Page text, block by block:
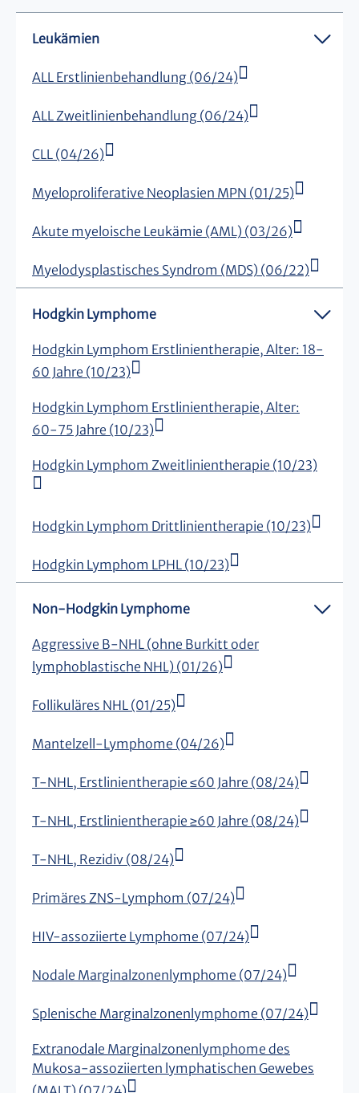
Leukämien
ALL Erstlinienbehandlung (06/24)
ALL Zweitlinienbehandlung (06/24)
CLL (04/26)
Myeloproliferative Neoplasien MPN (01/25)
Akute myeloische Leukämie (AML) (03/26)
Myelodysplastisches Syndrom (MDS) (06/22)
Hodgkin Lymphome
Hodgkin Lymphom Erstlinientherapie, Alter: 18-
60 Jahre (10/23)
Hodgkin Lymphom Erstlinientherapie, Alter:
60-75 Jahre (10/23)
Hodgkin Lymphom Zweitlinientherapie (10/23)
Hodgkin Lymphom Drittlinientherapie (10/23)
Hodgkin Lymphom LPHL (10/23)
Non-Hodgkin Lymphome
Aggressive B-NHL (ohne Burkitt oder
lymphoblastische NHL) (01/26)
Follikuläres NHL (01/25)
Mantelzell-Lymphome (04/26)
T-NHL, Erstlinientherapie ≤60 Jahre (08/24)
T-NHL, Erstlinientherapie ≥60 Jahre (08/24)
T-NHL, Rezidiv (08/24)
Primäres ZNS-Lymphom (07/24)
HIV-assoziierte Lymphome (07/24)
Nodale Marginalzonenlymphome (07/24)
Splenische Marginalzonenlymphome (07/24)
Extranodale Marginalzonenlymphome des
Mukosa-assoziierten lymphatischen Gewebes